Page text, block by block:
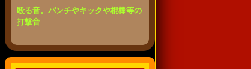
殴る音。パンチやキックや棍棒等の
打撃音